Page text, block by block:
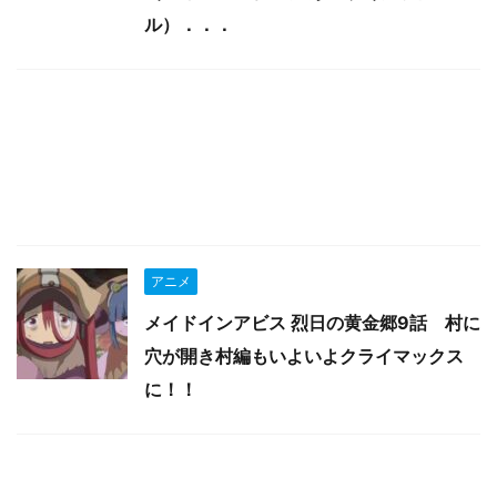
ル）．．．
アニメ
メイドインアビス 烈日の黄金郷9話 村に
穴が開き村編もいよいよクライマックス
に！！